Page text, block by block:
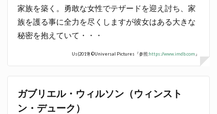
家族を築く。勇敢な女性でテザードを迎え討ち、家
族を護る事に全力を尽くしますが彼女はある大きな
秘密を抱えていて・・・
Us(2019) ©Universal Pictures『参照:https://www.imdb.com 』
ガブリエル・ウィルソン（ウィンスト
ン・デューク）